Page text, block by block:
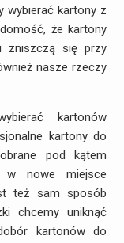
wybierać kartony z
że kartony
zniszczą się przy
nasze rzeczy
kartonów
kartony do
pod kątem
nowe miejsce
też sam sposób
chcemy uniknąć
kartonów do